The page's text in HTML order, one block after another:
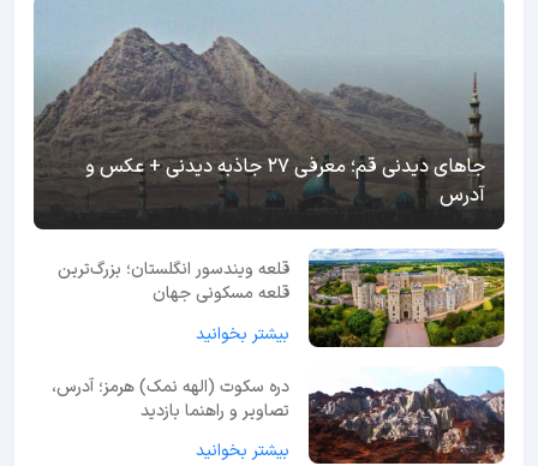
جاهای دیدنی قم؛ معرفی 27 جاذبه دیدنی + عکس و
آدرس
قلعه ویندسور انگلستان؛ بزرگ‌ترین
قلعه مسکونی جهان
بیشتر بخوانید
دره سکوت (الهه نمک) هرمز؛ آدرس،
تصاویر و راهنما بازدید
بیشتر بخوانید